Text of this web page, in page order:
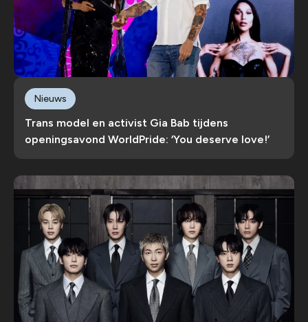
Trans model en activist Gia Bab tijdens
openingsavond WorldPride: ‘You deserve love!’
Nieuws